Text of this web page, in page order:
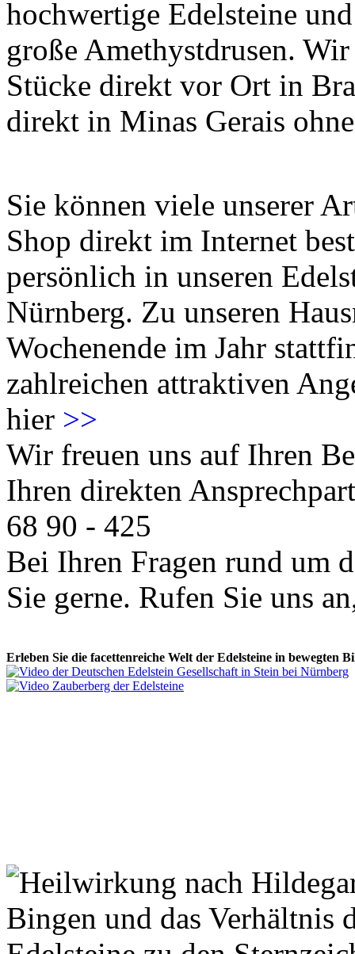
hochwertige Edelsteine
große Amethystdrusen.
Stücke direkt vor Ort in
direkt in Minas Gerais
Sie können viele unserer
Shop direkt im Internet
persönlich in unseren
Nürnberg. Zu unseren
Wochenende im Jahr
zahlreichen attraktiven
hier >>
Wir freuen uns auf Ihren
Ihren direkten
68 90 - 425
Bei Ihren Fragen rund um
Sie gerne. Rufen Sie uns
Erleben Sie die facettenreiche Welt der Edelsteine in bewegten